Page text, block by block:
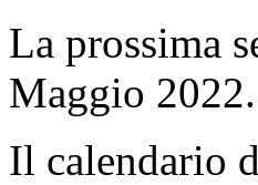
La prossima
Maggio 2022.
Il calendario